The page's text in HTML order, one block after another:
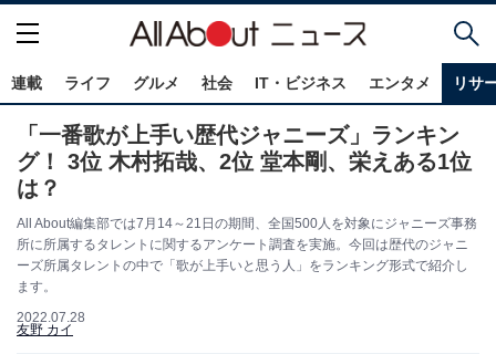
連載 ライフ グルメ 社会 IT・ビジネス エンタメ リサ
「一番歌が上手い歴代ジャニーズ」ランキン
グ！ 3位 木村拓哉、2位 堂本剛、栄えある1位
は？
All About編集部では7月14～21日の期間、全国500人を対象にジャニーズ事務
所に所属するタレントに関するアンケート調査を実施。今回は歴代のジャニ
ーズ所属タレントの中で「歌が上手いと思う人」をランキング形式で紹介し
ます。
2022.07.28
友野 カイ